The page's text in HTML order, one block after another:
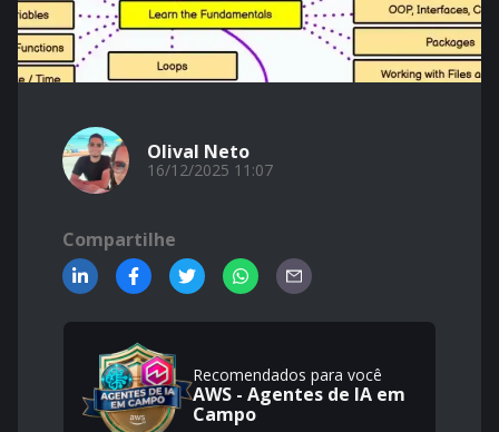
Olival Neto
16/12/2025 11:07
Compartilhe
Recomendados para você
AWS - Agentes de IA em
Campo